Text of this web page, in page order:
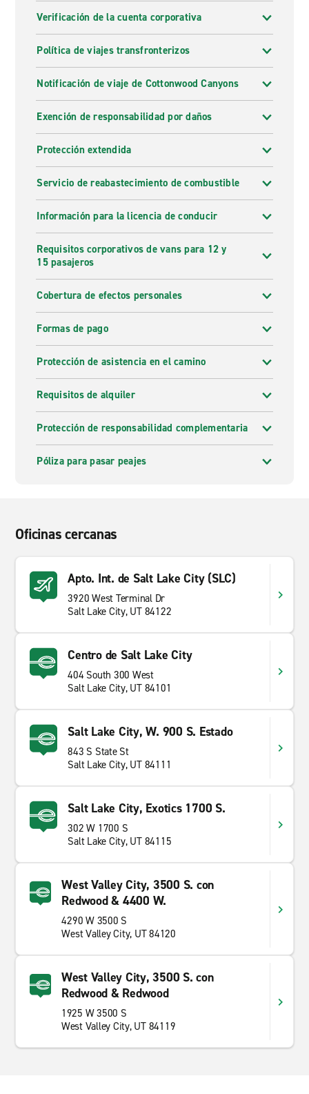
Verificación de la cuenta corporativa
Política de viajes transfronterizos
Notificación de viaje de Cottonwood Canyons
Exención de responsabilidad por daños
Protección extendida
Servicio de reabastecimiento de combustible
Información para la licencia de conducir
Requisitos corporativos de vans para 12 y
15 pasajeros
Cobertura de efectos personales
Formas de pago
Protección de asistencia en el camino
Requisitos de alquiler
Protección de responsabilidad complementaria
Póliza para pasar peajes
Oficinas cercanas
Apto. Int. de Salt Lake City (SLC)
3920 West Terminal Dr
Salt Lake City, UT 84122
Centro de Salt Lake City
404 South 300 West
Salt Lake City, UT 84101
Salt Lake City, W. 900 S. Estado
843 S State St
Salt Lake City, UT 84111
Salt Lake City, Exotics 1700 S.
302 W 1700 S
Salt Lake City, UT 84115
West Valley City, 3500 S. con
Redwood & 4400 W.
4290 W 3500 S
West Valley City, UT 84120
West Valley City, 3500 S. con
Redwood & Redwood
1925 W 3500 S
West Valley City, UT 84119